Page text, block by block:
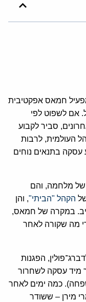
חמאס אפקטיבית
אם לשפוט לפי
סביר לקבוע
העולמית, לרבות
בתנאים נוחים
של מלחמה, והם
הקהל "הביתי", והן
במקרה של חמאס,
מה שקורה לאחר
הפגנות
מיד עסקה לשחרור
כמה ימים לאחר
מירן – ששודר